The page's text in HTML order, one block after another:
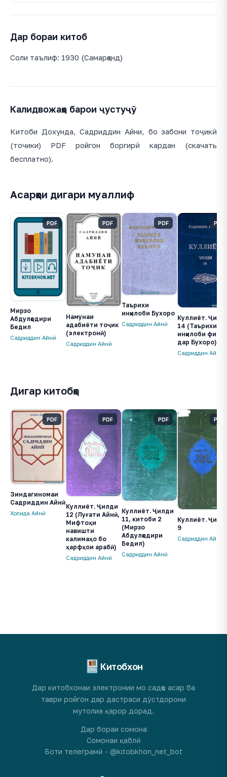
Дар бораи китоб
Соли таълиф: 1930 (Самарқанд)
Калидвожаҳо барои ҷустуҷӯ
Китоби Дохунда, Садриддин Айни, бо забони тоҷикӣ
(точики) PDF ройгон боргирӣ кардан (скачать
бесплатно).
Асарҳои дигари муаллиф
PDF
Мирзо
Абдулқодири
Бедил
Садриддин Айнӣ
PDF
Намунаи
адабиёти тоҷик
(электронӣ)
Садриддин Айнӣ
PDF
Таърихи
инқилоби Бухоро
Садриддин Айнӣ
PDF
Куллиёт.
14 (Таърихи
инқилоби фикрӣ
дар Бухоро)
Садриддин Айнӣ
Дигар китобҳо
PDF
Зиндагиномаи
Садриддин Айнӣ
Холида Айнӣ
PDF
Куллиёт. Ҷилди
12 (Луғати Айнӣ,
Мифтоҳи
навишти
калимаҳо бо
ҳарфҳои арабӣ)
Садриддин Айнӣ
PDF
Куллиёт. Ҷилди
11, китоби 2
(Мирзо
Абдулқодири
Бедил)
Садриддин Айнӣ
PDF
Куллиёт.
9
Садриддин Айнӣ
Китобхон
Дар китобхонаи электронии мо садҳо асар ба
таври ройгон дар дастраси дӯстдорони
мутолиа қарор дорад.
Дар бораи сомона
Сомонаи қаблӣ
Боти телеграмӣ - @kitobkhon_net_bot